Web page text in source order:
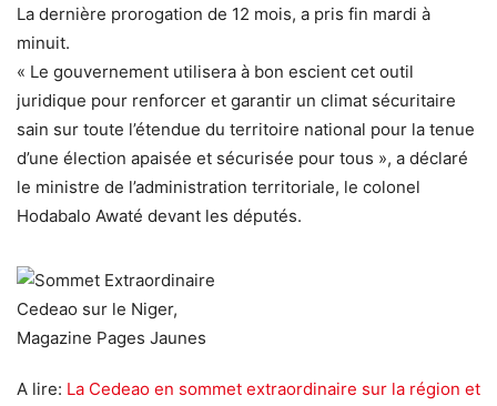
La dernière prorogation de 12 mois, a pris fin mardi à
minuit.
« Le gouvernement utilisera à bon escient cet outil
juridique pour renforcer et garantir un climat sécuritaire
sain sur toute l’étendue du territoire national pour la tenue
d’une élection apaisée et sécurisée pour tous », a déclaré
le ministre de l’administration territoriale, le colonel
Hodabalo Awaté devant les députés.
A lire: La Cedeao en sommet extraordinaire sur la région et